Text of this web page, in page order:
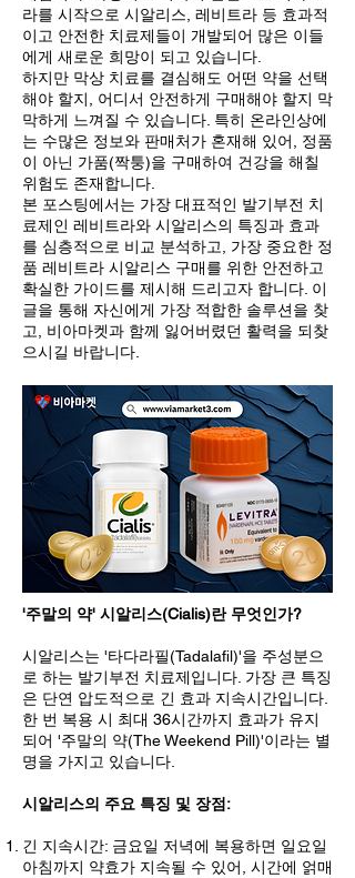
라를 시작으로 시알리스, 레비트라 등 효과적
이고 안전한 치료제들이 개발되어 많은 이들
에게 새로운 희망이 되고 있습니다.
하지만 막상 치료를 결심해도 어떤 약을 선택
해야 할지, 어디서 안전하게 구매해야 할지 막
막하게 느껴질 수 있습니다. 특히 온라인상에
는 수많은 정보와 판매처가 혼재해 있어, 정품
이 아닌 가품(짝퉁)을 구매하여 건강을 해칠
위험도 존재합니다.
본 포스팅에서는 가장 대표적인 발기부전 치
료제인 레비트라와 시알리스의 특징과 효과
를 심층적으로 비교 분석하고, 가장 중요한 정
품 레비트라 시알리스 구매를 위한 안전하고
확실한 가이드를 제시해 드리고자 합니다. 이
글을 통해 자신에게 가장 적합한 솔루션을 찾
고, 비아마켓과 함께 잃어버렸던 활력을 되찾
으시길 바랍니다.
'주말의 약' 시알리스(Cialis)란 무엇인가?
시알리스는 '타다라필(Tadalafil)'을 주성분으
로 하는 발기부전 치료제입니다. 가장 큰 특징
은 단연 압도적으로 긴 효과 지속시간입니다.
한 번 복용 시 최대 36시간까지 효과가 유지
되어 '주말의 약(The Weekend Pill)'이라는 별
명을 가지고 있습니다.
시알리스의 주요 특징 및 장점:
긴 지속시간: 금요일 저녁에 복용하면 일요일
아침까지 약효가 지속될 수 있어, 시간에 얽매